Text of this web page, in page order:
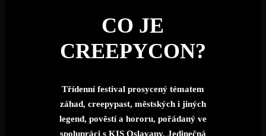
CO JE
CREEPYCON?
Třídenní festival prosycený tématem
záhad, creepypast, městských i jiných
legend, pověstí a hororu, pořádaný ve
spolupráci s KIS Oslavany. Jedinečná